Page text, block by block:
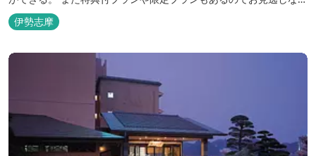
く。
伊勢志摩